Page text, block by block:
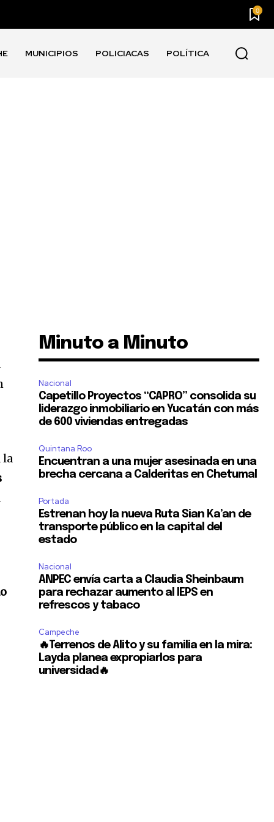
0
MUNICIPIOS POLICIACAS POLÍTICA
la
Minuto a Minuto
Nacional
Capetillo Proyectos “CAPRO” consolida su
liderazgo inmobiliario en Yucatán con más
de 600 viviendas entregadas
Quintana Roo
Encuentran a una mujer asesinada en una
brecha cercana a Calderitas en Chetumal
Portada
Estrenan hoy la nueva Ruta Sian Ka’an de
transporte público en la capital del
estado
Nacional
ANPEC envía carta a Claudia Sheinbaum
para rechazar aumento al IEPS en
refrescos y tabaco
Campeche
🔥Terrenos de Alito y su familia en la mira:
Layda planea expropiarlos para
universidad🔥